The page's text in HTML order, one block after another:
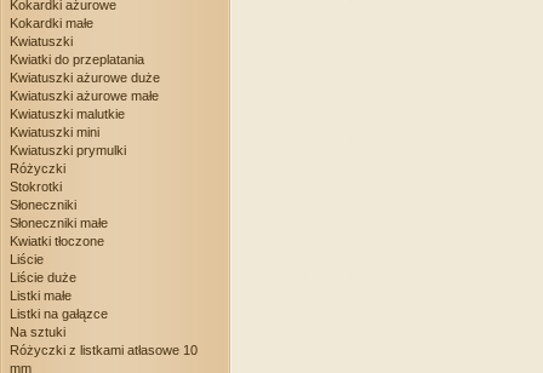
Kokardki ażurowe
Kokardki małe
Kwiatuszki
Kwiatki do przeplatania
Kwiatuszki ażurowe duże
Kwiatuszki ażurowe małe
Kwiatuszki malutkie
Kwiatuszki mini
Kwiatuszki prymulki
Różyczki
Stokrotki
Słoneczniki
Słoneczniki małe
Kwiatki tłoczone
Liście
Liście duże
Listki małe
Listki na gałązce
Na sztuki
Różyczki z listkami atłasowe 10
mm